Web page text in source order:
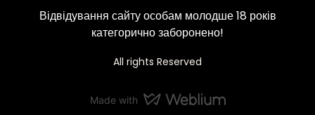
Відвідування сайту особам молодше 18 років
категорично заборонено!
All rights Reserved
Made with